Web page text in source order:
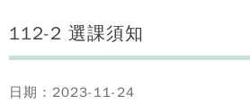
112-2 選課須知
日期：2023-11-24